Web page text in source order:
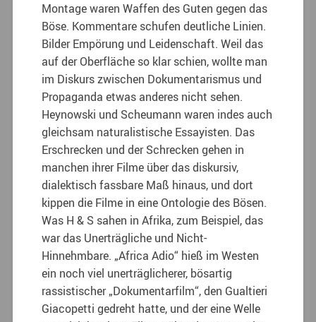
Montage waren Waffen des Guten gegen das
Böse. Kommentare schufen deutliche Linien.
Bilder Empörung und Leidenschaft. Weil das
auf der Oberfläche so klar schien, wollte man
im Diskurs zwischen Dokumentarismus und
Propaganda etwas anderes nicht sehen.
Heynowski und Scheumann waren indes auch
gleichsam naturalistische Essayisten. Das
Erschrecken und der Schrecken gehen in
manchen ihrer Filme über das diskursiv,
dialektisch fassbare Maß hinaus, und dort
kippen die Filme in eine Ontologie des Bösen.
Was H & S sahen in Afrika, zum Beispiel, das
war das Unerträgliche und Nicht-
Hinnehmbare. „Africa Adio“ hieß im Westen
ein noch viel unerträglicherer, bösartig
rassistischer „Dokumentarfilm“, den Gualtieri
Giacopetti gedreht hatte, und der eine Welle